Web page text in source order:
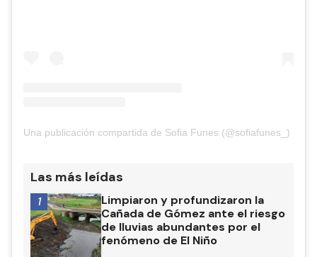
Una publicación compartida de Sofia Funes (@sofiafunes_)
Las más leídas
Limpiaron y profundizaron la
Cañada de Gómez ante el riesgo
de lluvias abundantes por el
fenómeno de El Niño
1